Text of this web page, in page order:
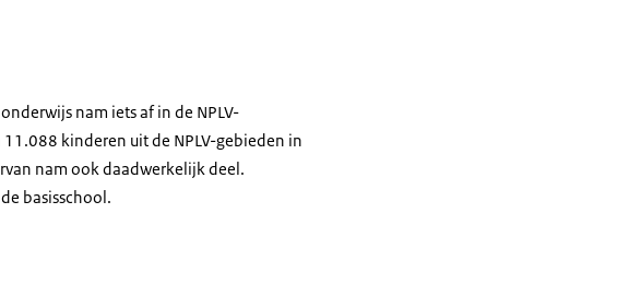
nam iets af in de NPLV-
kinderen uit de NPLV-gebieden in
nam ook daadwerkelijk deel.
basisschool.